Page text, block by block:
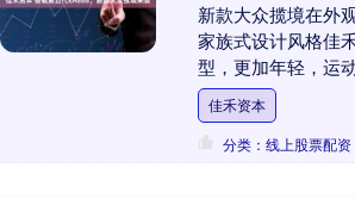
新款大众揽境在外
家族式设计风格佳
型，更加年轻，运
状，前包围两侧也
很有攻击性，大众
佳禾资本
分类：线上股票配资